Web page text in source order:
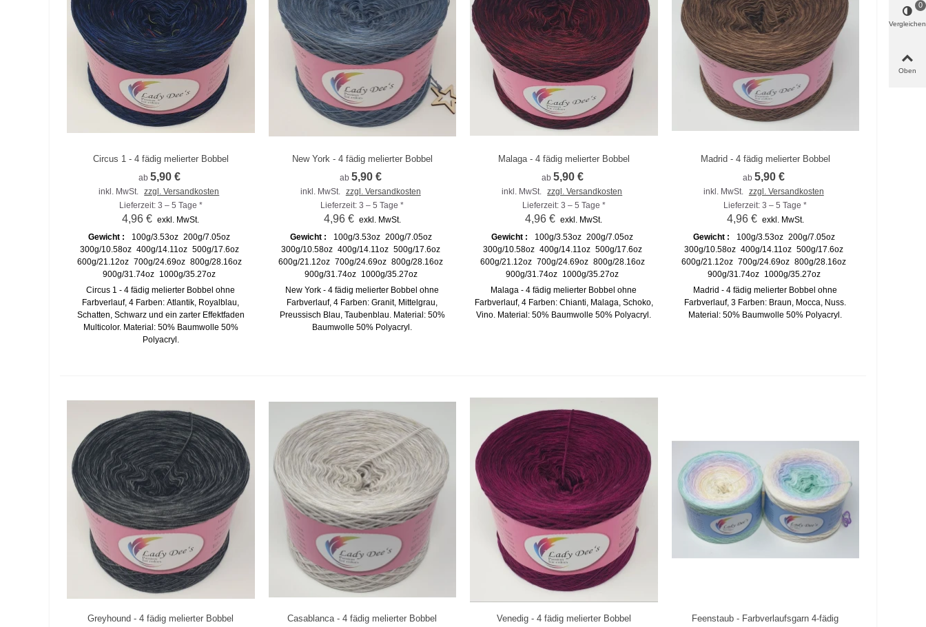
Zum Vergleich hinzufügen
Circus 1 - 4 fädig melierter Bobbel
ab 5,90 €
inkl. MwSt.
zzgl. Versandkosten
Lieferzeit: 3 – 5 Tage *
4,96 € exkl. MwSt.
Gewicht :
100g/3.53oz 200g/7.05oz
300g/10.58oz 400g/14.11oz 500g/17.6oz
600g/21.12oz 700g/24.69oz 800g/28.16oz
900g/31.74oz 1000g/35.27oz
Circus 1 - 4 fädig melierter Bobbel ohne
Farbverlauf, 4 Farben: Atlantik, Royalblau,
Schatten, Schwarz und ein zarter Effektfaden
Multicolor. Material: 50% Baumwolle 50%
Polyacryl.
Zum Vergleich hinzufügen
New York - 4 fädig melierter Bobbel
ab5,90 €
inkl. MwSt.
zzgl. Versandkosten
Lieferzeit: 3 – 5 Tage *
4,96 € exkl. MwSt.
Gewicht :
100g/3.53oz 200g/7.05oz
300g/10.58oz 400g/14.11oz 500g/17.6oz
600g/21.12oz 700g/24.69oz 800g/28.16oz
900g/31.74oz 1000g/35.27oz
New York - 4 fädig melierter Bobbel ohne
Farbverlauf, 4 Farben: Granit, Mittelgrau,
Preussisch Blau, Taubenblau. Material: 50%
Baumwolle 50% Polyacryl.
Zum Vergleich hinzufügen
Malaga - 4 fädig melierter Bobbel
ab 5,90 €
inkl. MwSt.
zzgl. Versandkosten
Lieferzeit: 3 – 5 Tage *
4,96 € exkl. MwSt.
Gewicht :
100g/3.53oz 200g/7.05oz
300g/10.58oz 400g/14.11oz 500g/17.6oz
600g/21.12oz 700g/24.69oz 800g/28.16oz
900g/31.74oz 1000g/35.27oz
Malaga - 4 fädig melierter Bobbel ohne
Farbverlauf, 4 Farben: Chianti, Malaga, Schoko,
Vino. Material: 50% Baumwolle 50% Polyacryl.
Zum Vergleich hinzufügen
Madrid - 4 fädig melierter Bobbel
ab5,90 €
inkl. MwSt.
zzgl. Versandkosten
Lieferzeit: 3 – 5 Tage *
4,96 € exkl. MwSt.
Gewicht :
100g/3.53oz 200g/7.05oz
300g/10.58oz 400g/14.11oz 500g/17.6oz
600g/21.12oz 700g/24.69oz 800g/28.16oz
900g/31.74oz 1000g/35.27oz
Madrid - 4 fädig melierter Bobbel ohne
Farbverlauf, 3 Farben: Braun, Mocca, Nuss.
Material: 50% Baumwolle 50% Polyacryl.
Zum Vergleich hinzufügen
Greyhound - 4 fädig melierter Bobbel Zum Vergleich hinzufügen
Casablanca - 4 fädig melierter Bobbel Zum Vergleich hinzufügen
Venedig - 4 fädig melierter Bobbel Zum Vergleich hinzufügen
Feenstaub - Farbverlaufsgarn 4-fädig
Vergleichen
0
Oben